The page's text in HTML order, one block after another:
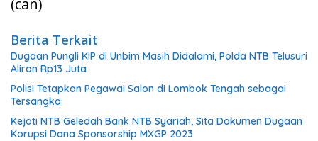
Berita Terkait
Dugaan Pungli KIP di Unbim Masih Didalami, Polda NTB Telusuri
Aliran Rp13 Juta
Polisi Tetapkan Pegawai Salon di Lombok Tengah sebagai
Tersangka
Kejati NTB Geledah Bank NTB Syariah, Sita Dokumen Dugaan
Korupsi Dana Sponsorship MXGP 2023